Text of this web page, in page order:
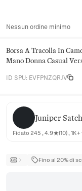
Nessun ordine minimo
Borsa A Tracolla In
Mano Donna Casual
ID SPU: EVFPNZQRJV
Juniper Satchel Co.
Juniper
Fidato 245 , 4.9★(10) ,
Fino al 20% di